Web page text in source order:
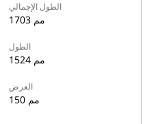
الطول الإجمالي
1703 مم
الطول
1524 مم
العرض
150 مم